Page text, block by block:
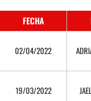
FECHA
02/04/2022
19/03/2022